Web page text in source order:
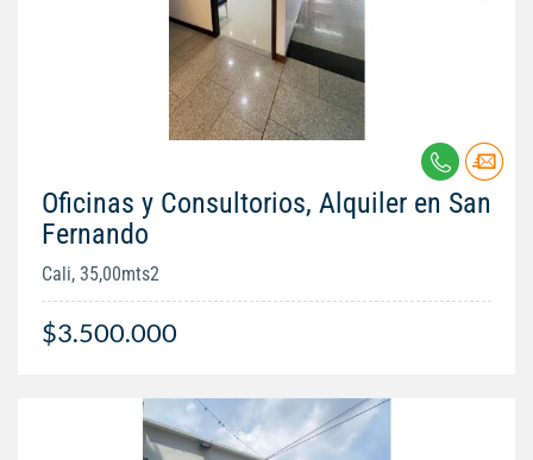
Oficinas y Consultorios, Alquiler en San
Fernando
Cali, 35,00mts2
$3.500.000